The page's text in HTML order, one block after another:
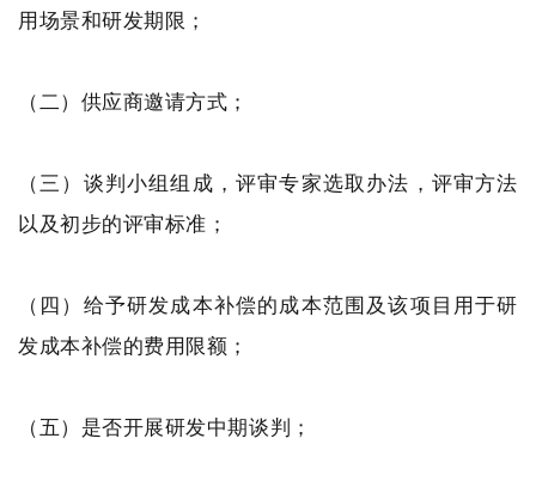
用场景和研发期限；
（二）供应商邀请方式；
（三）谈判小组组成，评审专家选取办法，评审方法
以及初步的评审标准；
（四）给予研发成本补偿的成本范围及该项目用于研
发成本补偿的费用限额；
（五）是否开展研发中期谈判；